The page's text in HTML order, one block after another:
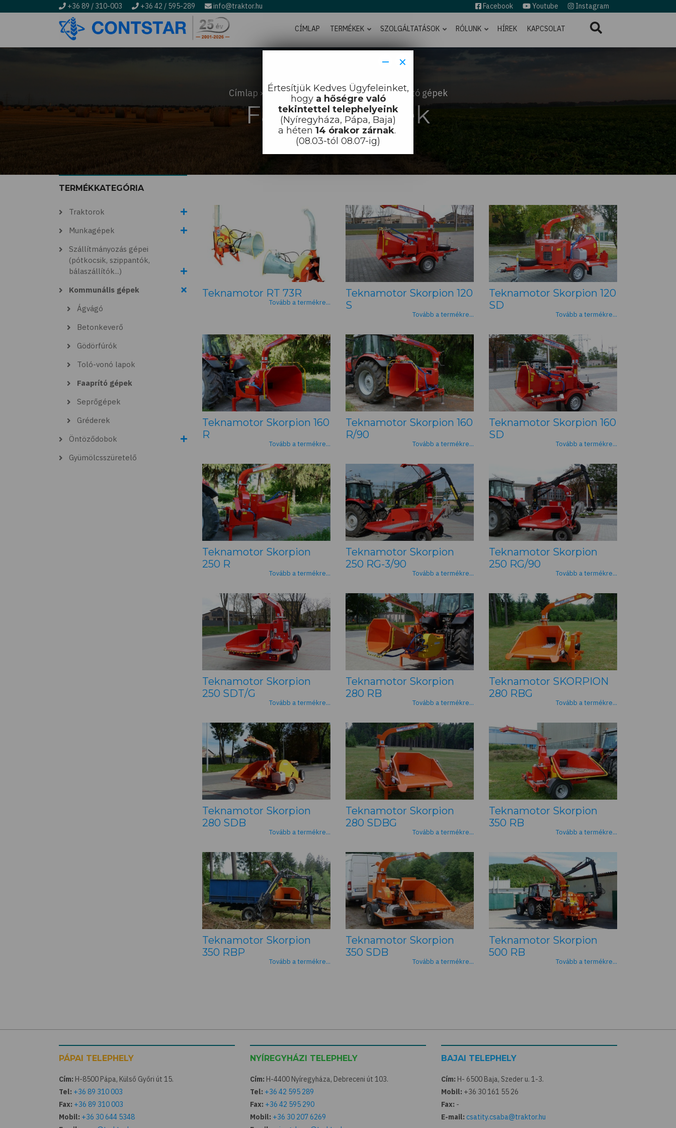
+36 89 / 310-003 +36 42 / 595-289 info@traktor.hu Facebook Youtube Instagram
CÍMLAP TERMÉKEK SZOLGÁLTATÁSOK RÓLUNK HÍREK KAPCSOLAT
Morzsa
Címlap Kommunális gépek Faaprító gépek
Faaprító gépek
TERMÉKKATEGÓRIA
Traktorok
Munkagépek
Szállítmányozás gépei
(pótkocsik, szippantók,
bálaszállítók...)
Kommunális gépek
Ágvágó
Betonkeverő
Gödörfúrók
Toló-vonó lapok
Faaprító gépek
Seprőgépek
Gréderek
Öntöződobok
Gyümölcsszüretelő
Teknamotor RT 73R
Tovább a termékre...
Teknamotor Skorpion 120
S
Tovább a termékre...
Teknamotor Skorpion 120
SD
Tovább a termékre...
Teknamotor Skorpion 160
R
Tovább a termékre...
Teknamotor Skorpion 160
R/90
Tovább a termékre...
Teknamotor Skorpion 160
SD
Tovább a termékre...
Teknamotor Skorpion
250 R
Tovább a termékre...
Teknamotor Skorpion
250 RG-3/90
Tovább a termékre...
Teknamotor Skorpion
250 RG/90
Tovább a termékre...
Teknamotor Skorpion
250 SDT/G
Tovább a termékre...
Teknamotor Skorpion
280 RB
Tovább a termékre...
Teknamotor SKORPION
280 RBG
Tovább a termékre...
Teknamotor Skorpion
280 SDB
Tovább a termékre...
Teknamotor Skorpion
280 SDBG
Tovább a termékre...
Teknamotor Skorpion
350 RB
Tovább a termékre...
Teknamotor Skorpion
350 RBP
Tovább a termékre...
Teknamotor Skorpion
350 SDB
Tovább a termékre...
Teknamotor Skorpion
500 RB
Tovább a termékre...
×
−
Értesítjük Kedves Ügyfeleinket,
hogy a hőségre való
tekintettel telephelyeink
(Nyíregyháza, Pápa, Baja)
a héten 14 órakor zárnak.
(08.03-tól 08.07-ig)
PÁPAI TELEPHELY
Cím: H-8500 Pápa, Külső Győri út 15.
Tel: +36 89 310 003
Fax: +36 89 310 003
Mobil: +36 30 644 5348
NYÍREGYHÁZI TELEPHELY
Cím: H-4400 Nyíregyháza, Debreceni út 103.
Tel: +36 42 595 289
Fax: +36 42 595 290
Mobil: +36 30 207 6269
BAJAI TELEPHELY
Cím: H- 6500 Baja, Szeder u. 1-3.
Mobil: +36 30 161 55 26
Fax: -
E-mail: csatity.csaba@traktor.hu